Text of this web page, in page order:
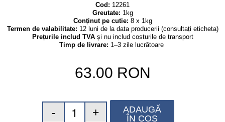
Cod: 12261
Greutate: 1kg
Conținut pe cutie: 8 x 1kg
Termen de valabilitate: 12 luni de la data producerii (consultați eticheta)
Prețurile includ TVA și nu includ costurile de transport
Timp de livrare: 1–3 zile lucrătoare
63.00 RON
ADAUGĂ
ÎN COȘ